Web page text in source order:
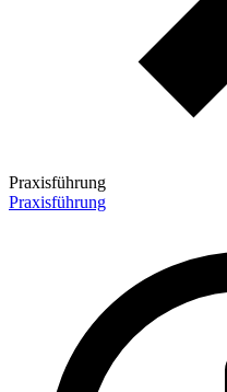
Praxisführung
Praxisführung